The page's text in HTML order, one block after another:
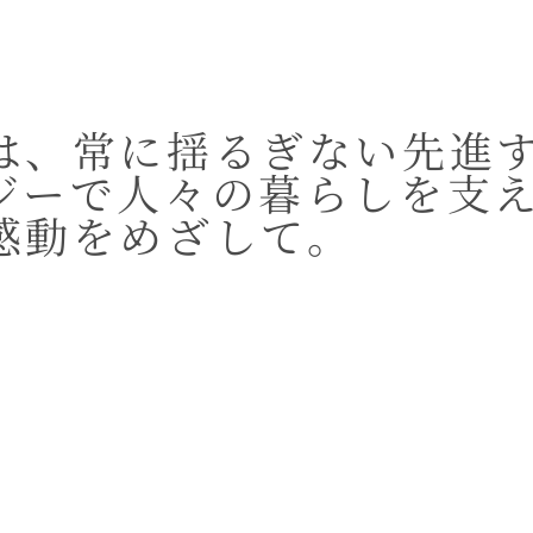
、常に揺るぎない先進
で人々の暮らしを支え
をめざして。